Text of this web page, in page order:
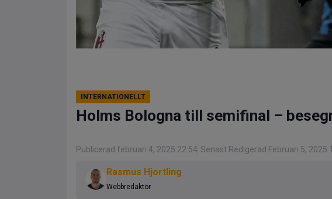
INTERNATIONELLT
Holms Bologna till semifinal –
Publicerad februari 4, 2025 22:54 Senast Redigerad Februari 5, 2025
Rasmus Hjortling
Webbredaktör